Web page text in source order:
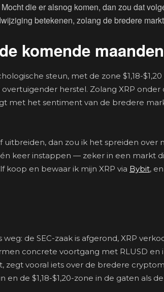
die er alsnog komen, dan zou dat
betekenen, zolang de bredere
komende
steun, met de zone $1,18-
herstel. Zolang XRP onder
met het sentiment van de bredere
uitbreiden, dan zou ik het spreiden
keer instappen — zeker in een markt
en bewaar ik mijn XRP via Bybit,
de SEC-zaak is afgerond, XRP
concrete voortgang met RLUSD
zegt vooral iets over de bredere
de $1,18-$1,20-zone in de gaten als